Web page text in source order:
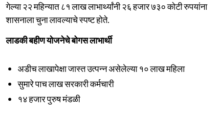
गेल्या २२ महिन्यात ८१ लाख लाभार्थ्यांनी २६ हजार ७३० कोटी रुपयांना
शासनाला चुना लावल्याचे स्पष्ट होते.
लाडकी बहीण योजनेचे बोगस लाभार्थी
अडीच लाखापेक्षा जास्त उत्पन्न असेलेल्या १० लाख महिला
सुमारे पाच लाख सरकारी कर्मचारी
१४ हजार पुरुष मंडळी